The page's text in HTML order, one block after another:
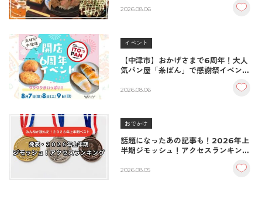
2026.08.06
イベント
【中津市】おかげさまで6周年！大人
気パン屋「糸ぱん」で感謝祭イベント
♪（8/7〜8/9）
2026.08.06
おでかけ
話題になったあの記事も！2026年上
半期ジモッシュ！アクセスランキング
2026.08.05